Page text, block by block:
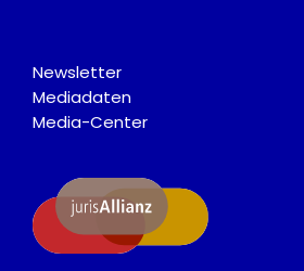
Newsletter
Mediadaten
Media-Center